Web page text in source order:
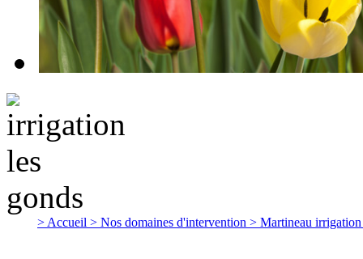
> Accueil > Nos domaines d'intervention > Martineau